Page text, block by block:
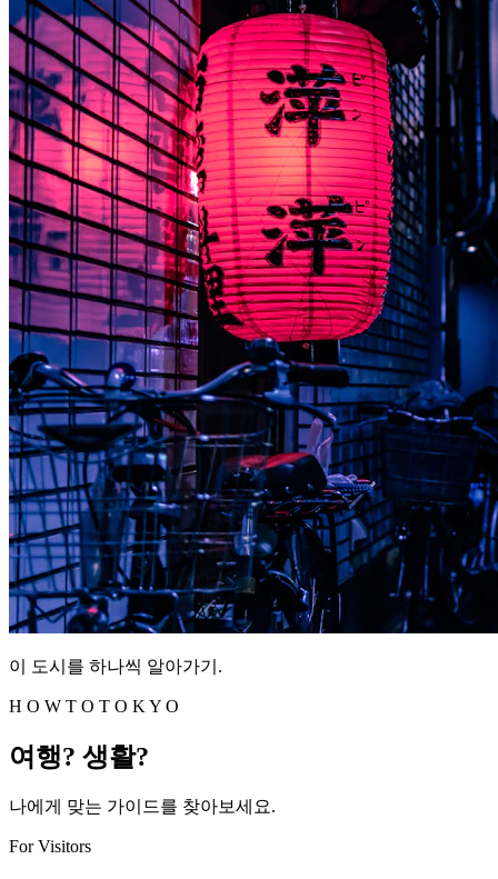
이 도시를 하나씩 알아가기.
H O W T O T O K Y O
여행? 생활?
나에게 맞는 가이드를 찾아보세요.
For Visitors